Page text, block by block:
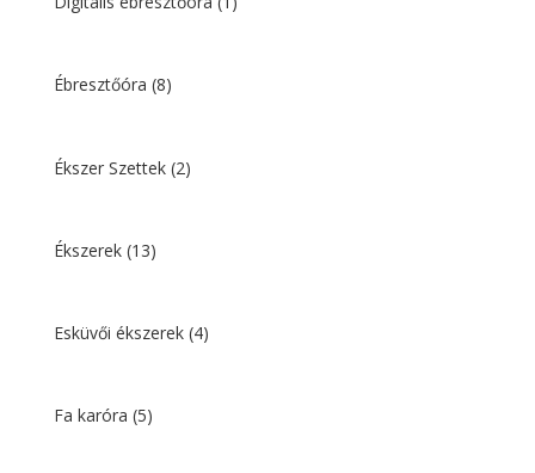
Ébresztőóra (8)
Ékszer Szettek (2)
Ékszerek (13)
Esküvői ékszerek (4)
Fa karóra (5)